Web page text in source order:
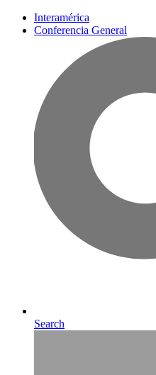
Interamérica
Conferencia General
Search